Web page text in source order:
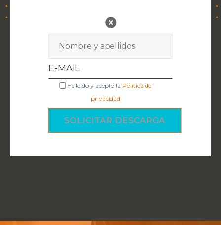
He leído y acepto la Política de
privacidad